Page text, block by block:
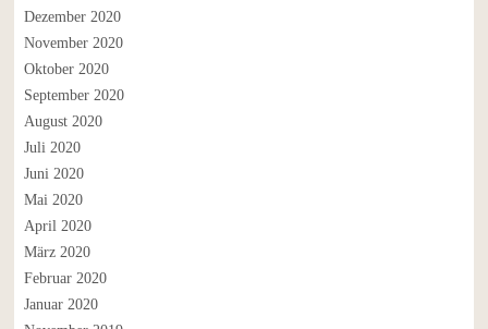
Dezember 2020
November 2020
Oktober 2020
September 2020
August 2020
Juli 2020
Juni 2020
Mai 2020
April 2020
März 2020
Februar 2020
Januar 2020